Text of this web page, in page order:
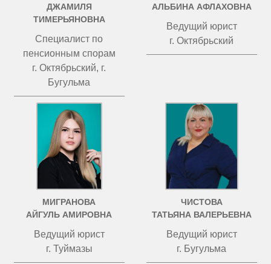
ДЖАМИЛЯ
ТИМЕРЬЯНОВНА
Специалист по
пенсионным спорам
г. Октябрьский, г.
Бугульма
АЛЬБИНА АФЛАХОВНА
Ведущий юрист
г. Октябрьский
МИГРАНОВА
АЙГУЛЬ АМИРОВНА
Ведущий юрист
г. Туймазы
ЧИСТОВА
ТАТЬЯНА ВАЛЕРЬЕВНА
Ведущий юрист
г. Бугульма